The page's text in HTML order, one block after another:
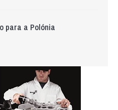
para a Polónia